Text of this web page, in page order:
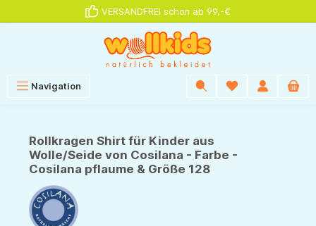
VERSANDFREI schon ab 99,-€
Navigation
Rollkragen Shirt für Kinder aus
Wolle/Seide von Cosilana - Farbe -
Cosilana pflaume & Größe 128